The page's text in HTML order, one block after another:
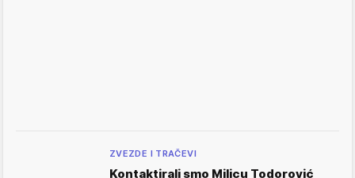
ZVEZDE I TRAČEVI
Kontaktirali smo Milicu Todorović